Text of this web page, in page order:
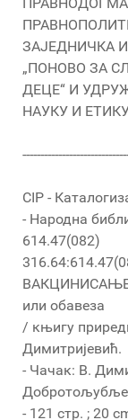
ЗАЈЕДНИЧКА
„ПОНОВО ЗА
ДЕЦЕ“ И
НАУКУ И
CIP -
- Народна
614.47(082)
ВАКЦИНИСАЊЕ
или обавеза
/ књигу
Димитријевић.
- Чачак: В.
- 121 стр. ; 20